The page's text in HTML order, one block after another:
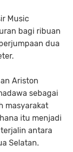
Music
bagi ribuan
dua
Ariston
sebagai
masyarakat
itu menjadi
antara
Selatan.